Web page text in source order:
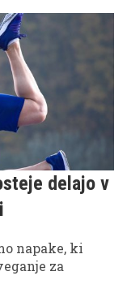
delajo v
napake, ki
za